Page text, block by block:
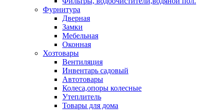
Фурнитура
Дверная
Замки
Мебельная
Оконная
Хозтовары
Вентиляция
Инвентарь садовый
Автотовары
Колеса,опоры колесные
Утеплитель
Товары для дома